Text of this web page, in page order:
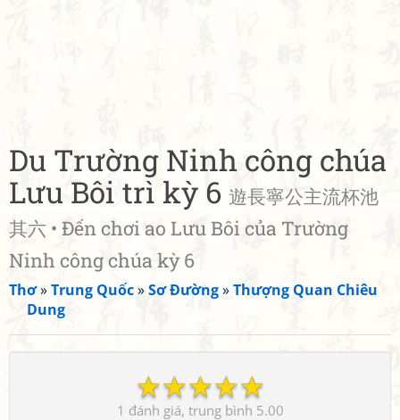
Du Trường Ninh công chúa
Lưu Bôi trì kỳ 6 遊長寧公主流杯池
其六 • Đến chơi ao Lưu Bôi của Trường
Ninh công chúa kỳ 6
Thơ»Trung Quốc»Sơ Đường»Thượng Quan Chiêu
Dung
☆
☆
☆
☆
☆
1 5.00